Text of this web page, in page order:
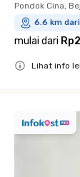
Pondok Cina,
6.6 km
mulai dari
Lihat info